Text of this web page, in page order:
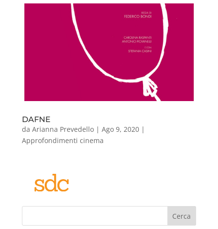
DAFNE
da Arianna Prevedello| Ago 9, 2020|
Approfondimenti cinema
Cerca